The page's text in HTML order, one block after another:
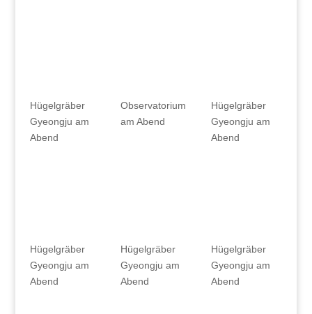
Hügelgräber
Gyeongju am
Abend
Observatorium
am Abend
Hügelgräber
Gyeongju am
Abend
Hügelgräber
Gyeongju am
Abend
Hügelgräber
Gyeongju am
Abend
Hügelgräber
Gyeongju am
Abend